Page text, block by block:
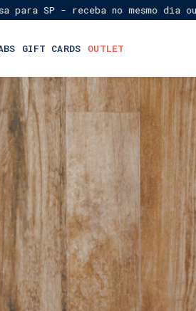
- receba no mesmo dia ou em
GIFT CARDS OUTLET